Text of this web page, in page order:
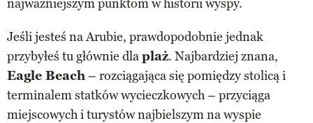
najważniejszym punktom w historii wyspy.
Jeśli jesteś na Arubie, prawdopodobnie jednak
przybyłeś tu głównie dlaplaż. Najbardziej znana,
Eagle Beach– rozciągająca się pomiędzy stolicą i
terminalem statków wycieczkowych – przyciąga
miejscowych i turystów najbielszym na wyspie